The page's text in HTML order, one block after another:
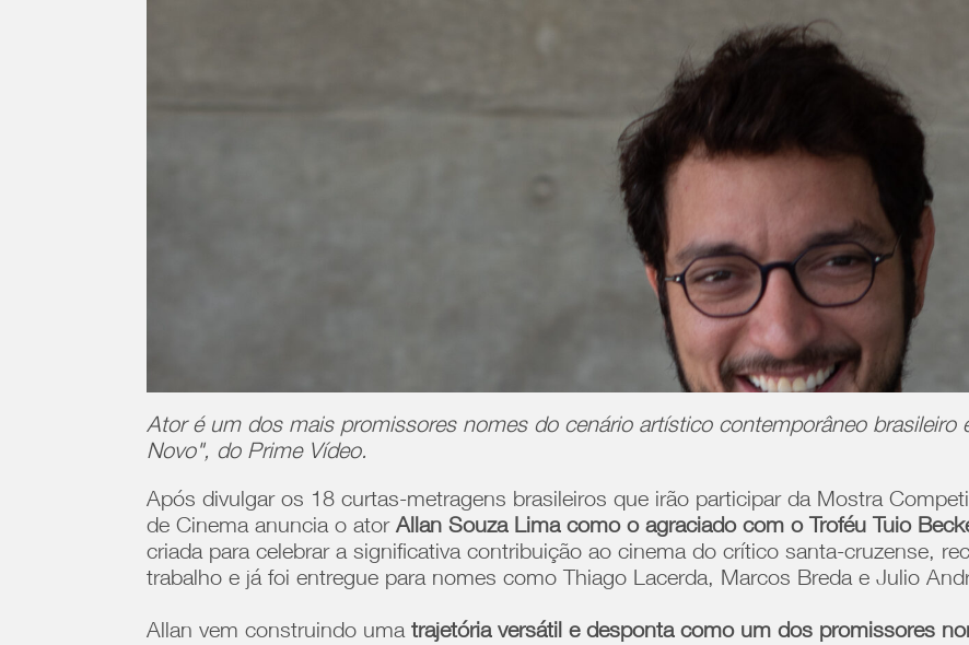
Ator é um dos mais promissores nomes do cenário artístico contemporâneo brasileiro
Novo", do Prime Vídeo.
Após divulgar os 18 curtas-metragens brasileiros que irão participar da Mostra
de Cinema anuncia o atorAllan Souza Lima como o agraciado com o Troféu Tuio
criada para celebrar a significativa contribuição ao cinema do crítico santa-cruzense,
trabalho e já foi entregue para nomes como Thiago Lacerda, Marcos Breda e Julio
Allan vem construindo umatrajetória versátil e desponta como um dos promissores